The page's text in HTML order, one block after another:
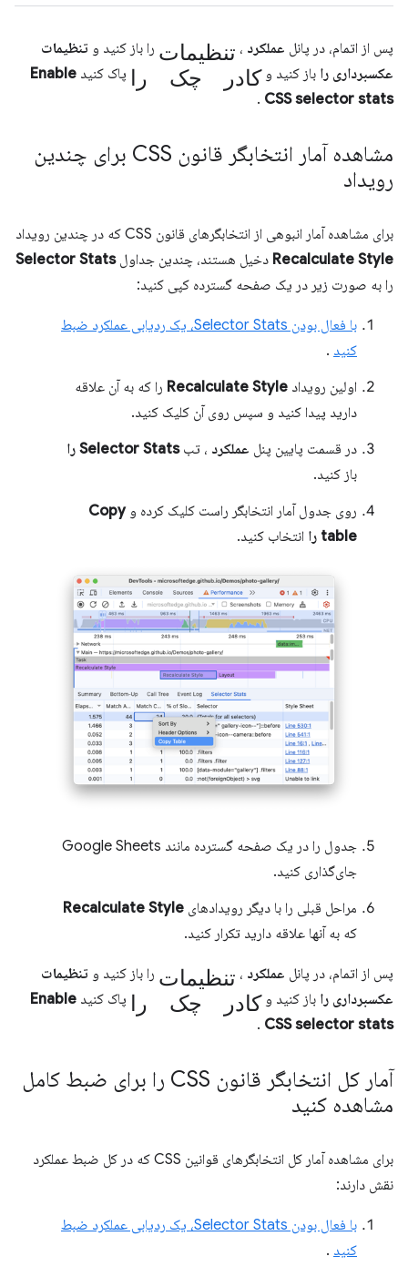
پس از اتمام، در پانل عملکرد ، تنظیمات را باز کنید و تنظیمات
عکسبرداری را باز کنید وکادر چک را پاک کنید Enable
CSS selector stats
.
مشاهده آمار انتخابگر قانون CSS برای چندین
رویداد
برای مشاهده آمار انبوهی از انتخابگرهای قانون CSS که در چندین رویداد
Recalculate Style دخیل هستند، چندین جداولSelector Stats
را به صورت زیر در یک صفحه گسترده کپی کنید:
با فعال بودن Selector Stats، یک ردیابی عملکرد ضبط
کنید .
اولین رویداد Recalculate Style را که به آن علاقه
دارید پیدا کنید و سپس روی آن کلیک کنید.
در قسمت پایین پنل عملکرد ، تبSelector Stats را
باز کنید.
روی جدول آمار انتخابگر راست کلیک کرده وCopy
table را
انتخاب کنید.
جدول را در یک صفحه گسترده مانند Google Sheets
جای‌گذاری کنید.
مراحل قبلی را با دیگر رویدادهای Recalculate Style
که به آنها علاقه دارید تکرار کنید.
پس از اتمام، در پانل عملکرد ، تنظیمات را باز کنید و تنظیمات
عکسبرداری را باز کنید وکادر چک را پاک کنید Enable
CSS selector stats
.
آمار کل انتخابگر قانون CSS را برای ضبط کامل
مشاهده کنید
برای مشاهده آمار کل انتخابگرهای قوانین CSS که در کل ضبط عملکرد
نقش دارند:
با فعال بودن Selector Stats، یک ردیابی عملکرد ضبط
کنید .